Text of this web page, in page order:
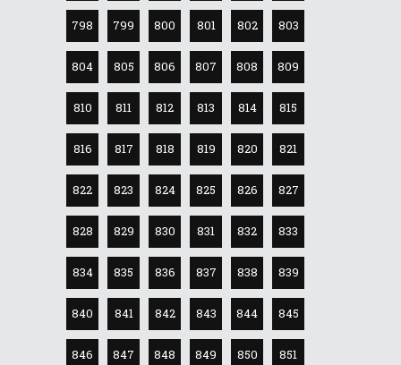
798 799 800 801 802 803
804 805 806 807 808 809
810 811 812 813 814 815
816 817 818 819 820 821
822 823 824 825 826 827
828 829 830 831 832 833
834 835 836 837 838 839
840 841 842 843 844 845
846 847 848 849 850 851